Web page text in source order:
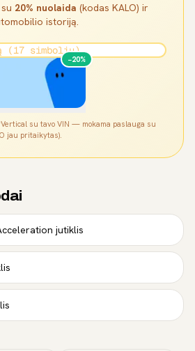
su 20% nuolaida (kodas KALO) ir
istoriją.
−20%
su tavo VIN — mokama paslauga su
jau pritaikytas).
jutiklis